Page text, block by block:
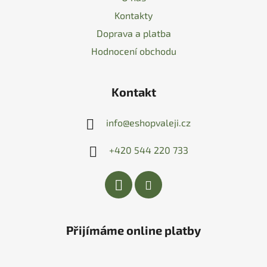
Kontakty
Doprava a platba
Hodnocení obchodu
Kontakt
info@eshopvaleji.cz
+420 544 220 733
Přijímáme online platby